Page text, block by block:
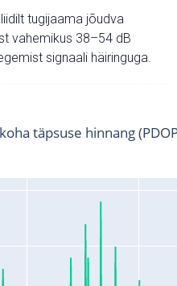
tugijaama jõudva
vahemikus 38–54 dB
signaali häiringuga.
täpsuse hinnang